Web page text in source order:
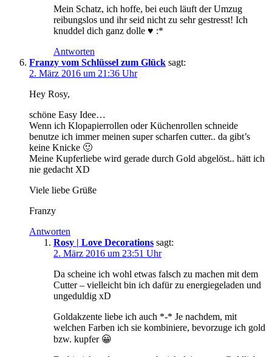
Mein Schatz, ich hoffe, bei euch läuft der Umzug
reibungslos und ihr seid nicht zu sehr gestresst! Ich
knuddel dich ganz dolle ♥ :*
Antworten
Franzy vom Schlüssel zum Glück sagt:
2. März 2016 um 21:36 Uhr
Hey Rosy,
schöne Easy Idee…
Wenn ich Klopapierrollen oder Küchenrollen schneide
benutze ich immer meinen super scharfen cutter.. da gibt’s
keine Knicke 🙂
Meine Kupferliebe wird gerade durch Gold abgelöst.. hätt ich
nie gedacht XD
Viele liebe Grüße
Franzy
Antworten
Rosy | Love Decorations sagt:
2. März 2016 um 23:51 Uhr
Da scheine ich wohl etwas falsch zu machen mit dem
Cutter – vielleicht bin ich dafür zu energiegeladen und
ungeduldig xD
Goldakzente liebe ich auch *-* Je nachdem, mit
welchen Farben ich sie kombiniere, bevorzuge ich gold
bzw. kupfer 😀